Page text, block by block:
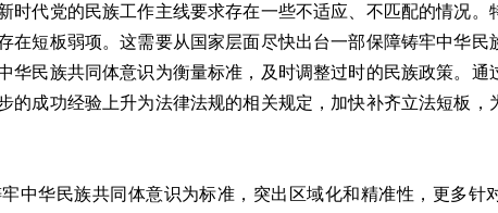
时代党的民族工作主线要求存在一些不适应、不匹配的情况。
在短板弱项。这需要从国家层面尽快出台一部保障铸牢中华民
华民族共同体意识为衡量标准，及时调整过时的民族政策。通
的成功经验上升为法律法规的相关规定，加快补齐立法短板，
中华民族共同体意识为标准，突出区域化和精准性，更多针